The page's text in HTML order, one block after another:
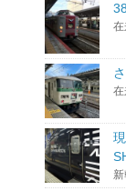
在
在